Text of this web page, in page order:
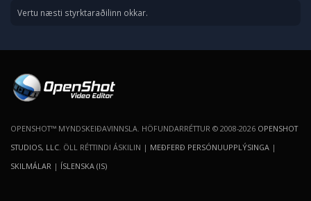
Vertu næsti styrktaraðilinn okkar.
OPENSHOT™ MYNDSKEIÐAVINNSLA. HÖFUNDARRÉTTUR © 2008-2026 OPENSHOT
STUDIOS, LLC . ÖLL RÉTTINDI ÁSKILIN | MEÐFERÐ PERSÓNUUPPLÝSINGA |
SKILMÁLAR | ÍSLENSKA (IS)